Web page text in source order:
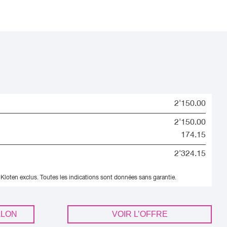
2'150.00
2'150.00
174.15
2'324.15
exclus. Toutes les indications sont données sans garantie.
VOIR L’OFFRE